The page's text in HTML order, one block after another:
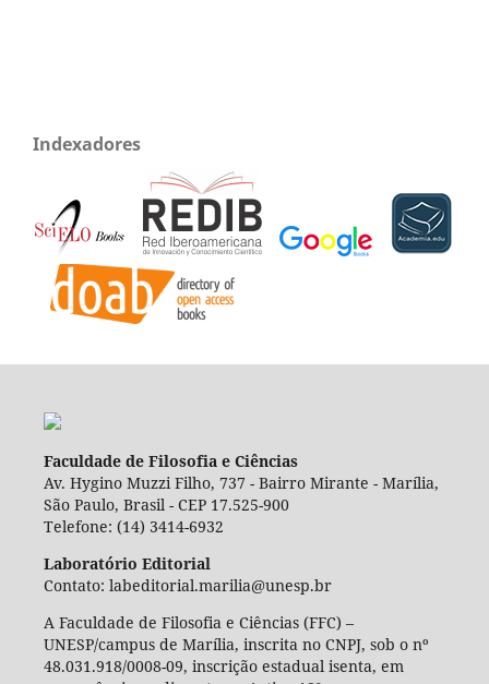
Indexadores
Faculdade de Filosofia e Ciências
Av. Hygino Muzzi Filho, 737 - Bairro Mirante - Marília,
São Paulo, Brasil - CEP 17.525-900
Telefone: (14) 3414-6932
Laboratório Editorial
Contato: labeditorial.marilia@unesp.br
A Faculdade de Filosofia e Ciências (FFC) –
UNESP/campus de Marília, inscrita no CNPJ, sob o nº
48.031.918/0008-09, inscrição estadual isenta, em